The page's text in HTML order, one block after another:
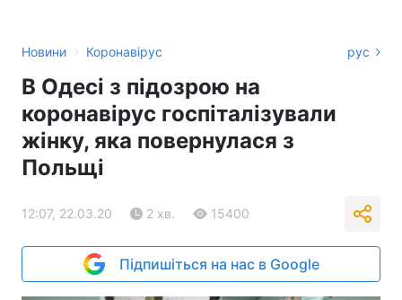
Новини › Коронавірус рус
В Одесі з підозрою на
коронавірус госпіталізували
жінку, яка повернулася з
Польщі
12:07, 22.03.20 2 хв. 15400
Підпишіться на нас в Google